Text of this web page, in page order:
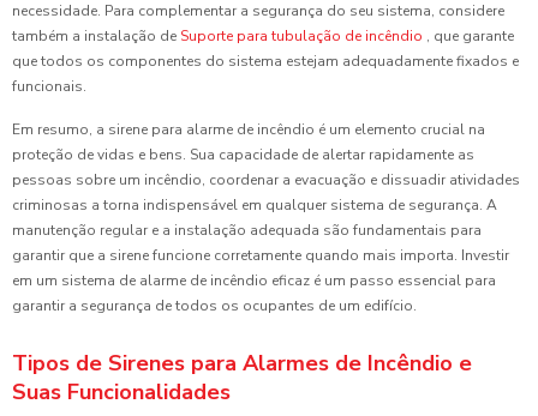
necessidade. Para complementar a segurança do seu sistema, considere
também a instalação de Suporte para tubulação de incêndio , que garante
que todos os componentes do sistema estejam adequadamente fixados e
funcionais.
Em resumo, a sirene para alarme de incêndio é um elemento crucial na
proteção de vidas e bens. Sua capacidade de alertar rapidamente as
pessoas sobre um incêndio, coordenar a evacuação e dissuadir atividades
criminosas a torna indispensável em qualquer sistema de segurança. A
manutenção regular e a instalação adequada são fundamentais para
garantir que a sirene funcione corretamente quando mais importa. Investir
em um sistema de alarme de incêndio eficaz é um passo essencial para
garantir a segurança de todos os ocupantes de um edifício.
Tipos de Sirenes para Alarmes de Incêndio e
Suas Funcionalidades